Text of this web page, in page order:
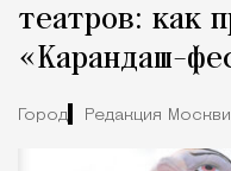
театров: как
«Карандаш-
Город Редакция